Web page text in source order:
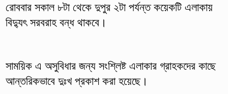
রোববার সকাল ৮টা থেকে দুপুর ২টা পর্যন্ত কয়েকটি এলাকায়
বিদ্যুৎ সরবরাহ বন্ধ থাকবে।
সাময়িক এ অসুবিধার জন্য সংশ্লিষ্ট এলাকার গ্রাহকদের কাছে
আন্তরিকভাবে দুঃখ প্রকাশ করা হয়েছে।